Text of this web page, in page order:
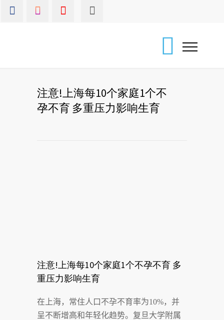
注意!上海每10个家庭1个不
孕不育 多重压力影响生育
注意!上海每10个家庭1个不孕不育 多
重压力影响生育
在上海，常住人口不孕不育率为10%，并
呈不断增高和年轻化趋势。复旦大学附属